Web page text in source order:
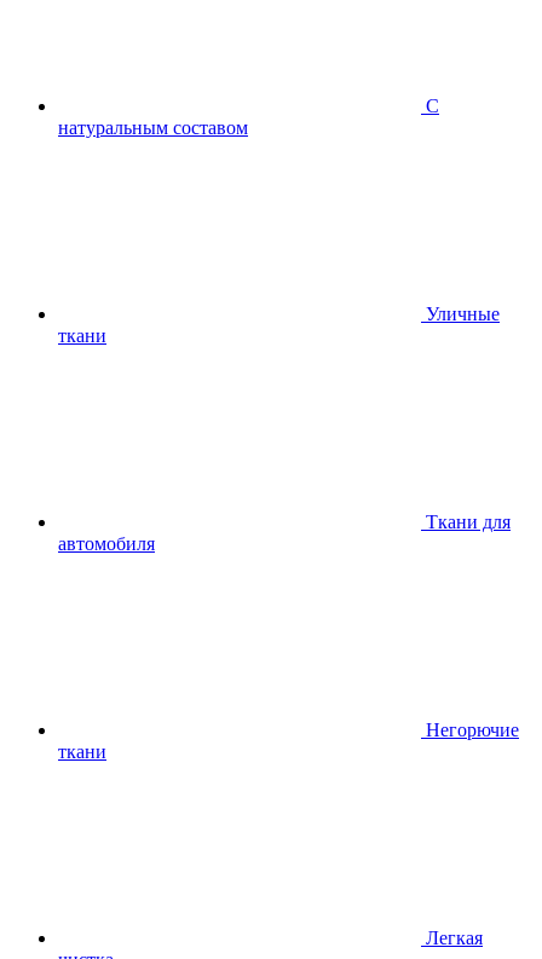
С
натуральным составом
Уличные
ткани
Ткани для
автомобиля
Негорючие
ткани
Легкая